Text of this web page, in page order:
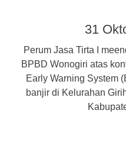
31
Perum Jasa Tirta I
BPBD Wonogiri atas
Early Warning System
banjir di Kelurahan